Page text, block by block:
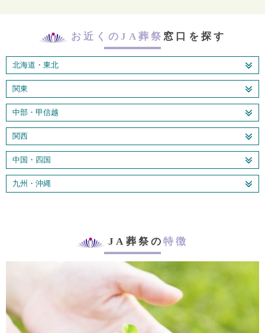
お近くのJA葬祭 窓口を探す
北海道・東北
関東
中部・甲信越
関西
中国・四国
九州・沖縄
JA葬祭の特徴